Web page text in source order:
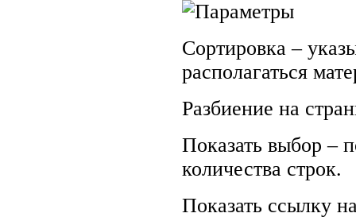
Сортировка –
располагаться
Разбиение на
Показать выбор –
количества строк.
Показать ссылку